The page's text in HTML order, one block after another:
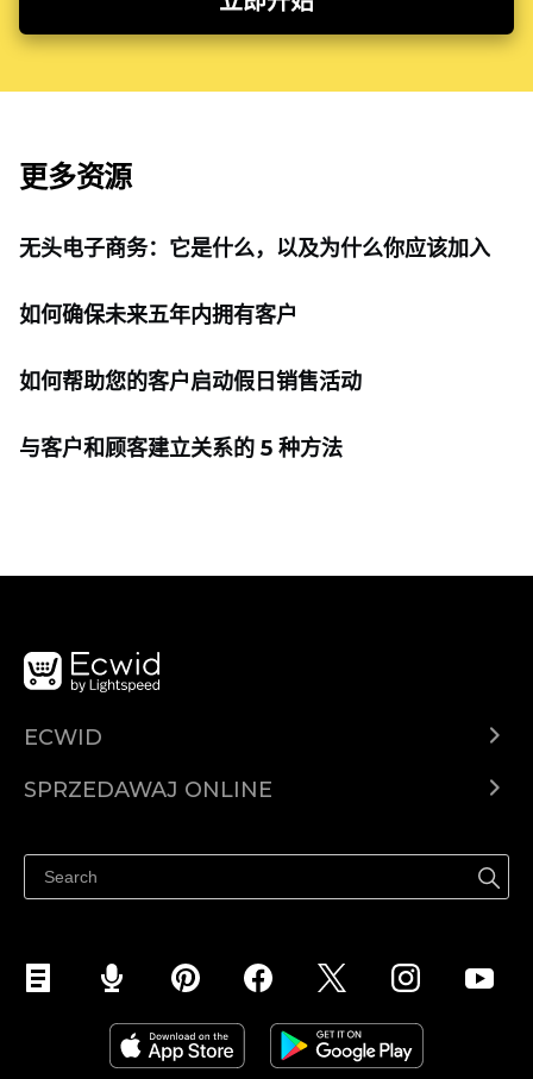
更多资源
无头电子商务：它是什么，以及为什么你应该加入
如何确保未来五年内拥有客户
如何帮助您的客户启动假日销售活动
与客户和顾客建立关系的 5 种方法
ECWID
Cena
SPRZEDAWAJ ONLINE
Sprzedawaj na Facebooku
Sprzedawaj na Instagramie